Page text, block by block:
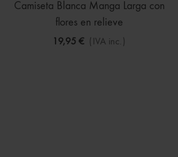
Camiseta Blanca Manga Larga con
flores en relieve
19,95 € (IVA inc.)